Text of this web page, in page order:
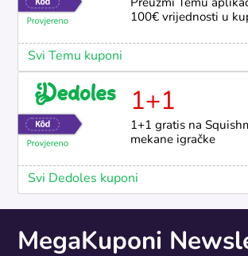
Preuzmi Temu
100€ vrijednosti u
Svi Temu kuponi
1+1
1+1 gratis na
mekane igračke
Svi Dedoles kuponi
MegaKuponi